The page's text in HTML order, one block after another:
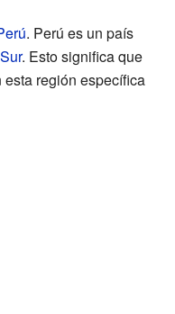
. Perú es un país
. Esto significa que
región específica